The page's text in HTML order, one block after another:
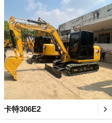
卡特306E2